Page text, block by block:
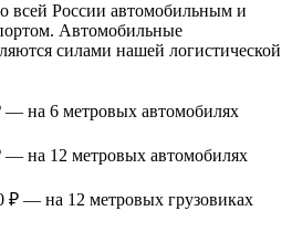
всей России автомобильным и
Автомобильные
силами нашей логистической
— на 6 метровых автомобилях
— на 12 метровых автомобилях
₽ — на 12 метровых грузовиках